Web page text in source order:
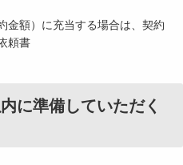
金額）に充当する場合は、契約
頼書
に準備していただく